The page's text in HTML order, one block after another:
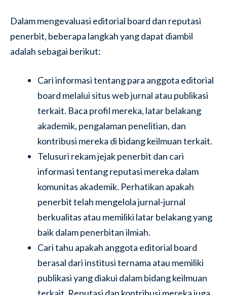
Dalam mengevaluasi editorial board dan reputasi
penerbit, beberapa langkah yang dapat diambil
adalah sebagai berikut:
Cari informasi tentang para anggota editorial
board melalui situs web jurnal atau publikasi
terkait. Baca profil mereka, latar belakang
akademik, pengalaman penelitian, dan
kontribusi mereka di bidang keilmuan terkait.
Telusuri rekam jejak penerbit dan cari
informasi tentang reputasi mereka dalam
komunitas akademik. Perhatikan apakah
penerbit telah mengelola jurnal-jurnal
berkualitas atau memiliki latar belakang yang
baik dalam penerbitan ilmiah.
Cari tahu apakah anggota editorial board
berasal dari institusi ternama atau memiliki
publikasi yang diakui dalam bidang keilmuan